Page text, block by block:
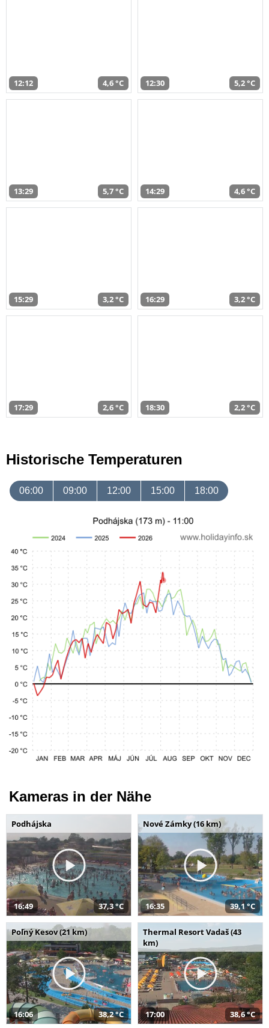
12:12 4,6 °C 12:30 5,2 °C
13:29 5,7 °C 14:29 4,6 °C
15:29 3,2 °C 16:29 3,2 °C
17:29 2,6 °C 18:30 2,2 °C
Historische Temperaturen
06:00 09:00 12:00 15:00 18:00
Kameras in der Nähe
Podhájska
16:49 37,3 °C
Nové Zámky (16 km)
16:35 39,1 °C
Poľný Kesov (21 km)
16:06 38,2 °C
Thermal Resort Vadaš (43
km)
17:00 38,6 °C